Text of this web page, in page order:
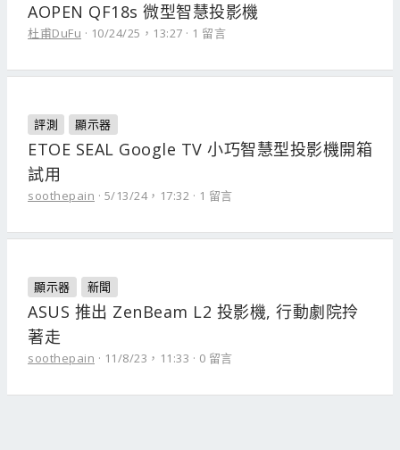
AOPEN QF18s 微型智慧投影機
杜甫DuFu 10/24/25，13:27 1 留言
評測 顯示器
ETOE SEAL Google TV 小巧智慧型投影機開箱
試用
soothepain 5/13/24，17:32 1 留言
顯示器 新聞
ASUS 推出 ZenBeam L2 投影機, 行動劇院拎
著走
soothepain 11/8/23，11:33 0 留言